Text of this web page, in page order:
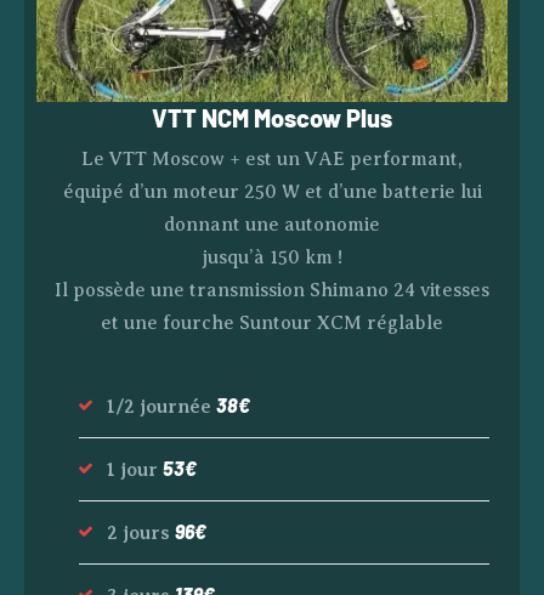
VTT NCM Moscow Plus
Le VTT Moscow + est un VAE performant,
équipé d’un moteur 250 W et d’une batterie lui
donnant une autonomie
jusqu’à 150 km !
Il possède une transmission Shimano 24 vitesses
et une fourche Suntour XCM réglable
1/2 journée 38€
1 jour 53€
2 jours 96€